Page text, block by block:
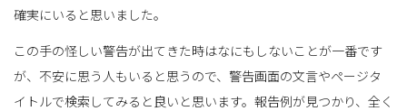
確実にいると思いました。
この手の怪しい警告が出てきた時はなにもしないことが一番です
が、不安に思う人もいると思うので、警告画面の文言やページタ
イトルで検索してみると良いと思います。報告例が見つかり、全く